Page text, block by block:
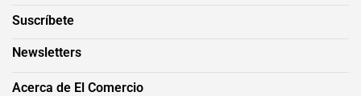
Suscríbete
Newsletters
Acerca de El Comercio